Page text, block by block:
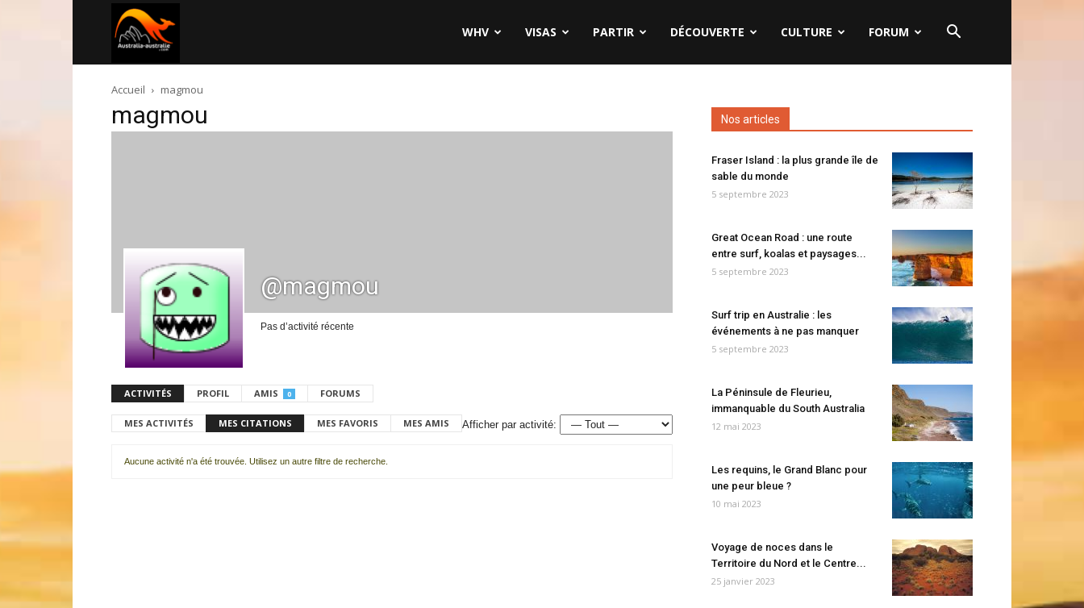
australie.com
WHV VISAS PARTIR DÉCOUVERTE CULTURE FORUM
Accueil magmou
magmou
@magmou
Pas d’activité récente
ACTIVITÉS PROFIL AMIS 0 FORUMS
MES ACTIVITÉS MES CITATIONS MES FAVORIS MES AMIS Afficher par activité:
Aucune activité n'a été trouvée. Utilisez un autre filtre de recherche.
Nos articles
Fraser Island : la plus grande île de
sable du monde
5 septembre 2023
Great Ocean Road : une route
entre surf, koalas et paysages...
5 septembre 2023
Surf trip en Australie : les
événements à ne pas manquer
5 septembre 2023
La Péninsule de Fleurieu,
immanquable du South Australia
12 mai 2023
Les requins, le Grand Blanc pour
une peur bleue ?
10 mai 2023
Voyage de noces dans le
Territoire du Nord et le Centre...
25 janvier 2023